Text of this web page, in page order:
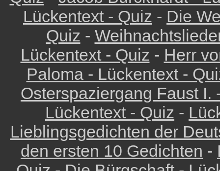
Lückentext - Quiz - Die
Quiz -
Lückentext - Quiz - Herr
Paloma - Lückentext -
Osterspaziergang Faust I.
Lückentext - Quiz -
Lieblingsgedichten der
den ersten 10 Gedichten -